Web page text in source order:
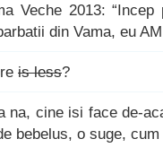
Veche 2013:
din Vama, eu
is less?
na, cine isi face de-
bebelus, o suge,